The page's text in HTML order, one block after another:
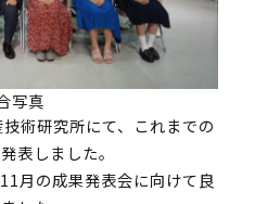
写真
術研究所にて、これまでの
表しました。
月の成果発表会に向けて良